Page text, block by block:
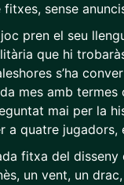
fitxes, sense
pren el seu
que hi
s’ha
mes amb termes
mai per la
a quatre jugadors,
fitxa del disseny
un vent, un